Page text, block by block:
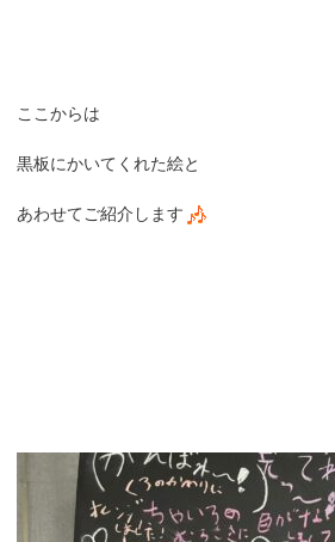
ここからは
黒板にかいてくれた絵と
あわせてご紹介します